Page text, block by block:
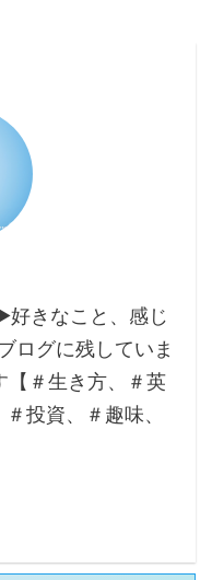
きなこと、感じ
ログに残していま
＃生き方、＃英
投資、＃趣味、